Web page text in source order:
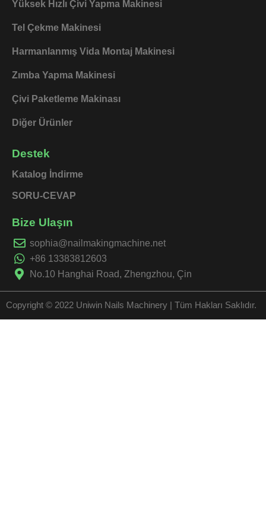
Yüksek Hızlı Çivi Yapma Makinesi
Tel Çekme Makinesi
Harmanlanmış Vida Montaj Makinesi
Zımba Yapma Makinesi
Çivi Paketleme Makinası
Diğer Ürünler
Destek
Katalog İndirme
SORU-CEVAP
Bize Ulaşın
sophia@nailmakingmachine.net
+86 13383812603
No.10 Hanghai Road, Zhengzhou, Çin
Copyright © 2022 Uniwin Nails Machinery | Tüm Hakları Saklıdır.